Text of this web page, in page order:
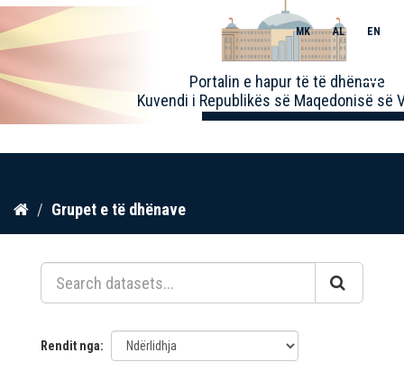
Kalo
përmbajtja
Portalin e hapur të të dhënave
Kuvendi i Republikës së Maqedonisë së
MK AL EN
Toggle
Grupet e të dhënave
Rendit nga